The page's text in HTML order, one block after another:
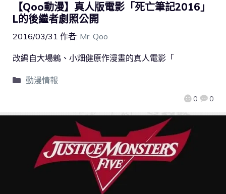
【Qoo動漫】真人版電影「死亡筆記2016」
L的後繼者劇照公開
2016/03/31 作者: Mr. Qoo
0 0
改編自大場鶇、小畑健原作漫畫的真人電影「
動漫情報